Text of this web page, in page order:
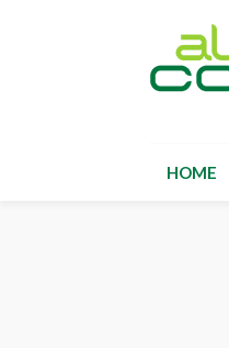
HOME